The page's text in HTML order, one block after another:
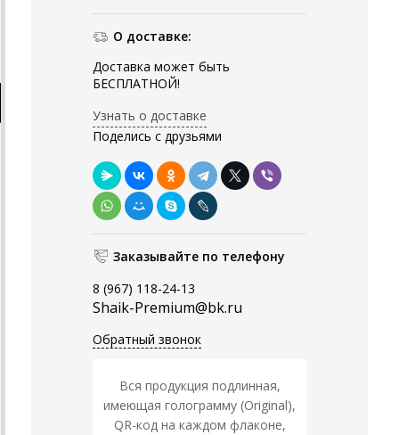
О доставке:
Доставка может быть
БЕСПЛАТНОЙ!
Узнать о доставке
Поделись с друзьями
Заказывайте по телефону
8 (967) 118-24-13
Shaik-Premium@bk.ru
Обратный звонок
Вся продукция подлинная,
имеющая голограмму (Original),
QR-код на каждом флаконе,